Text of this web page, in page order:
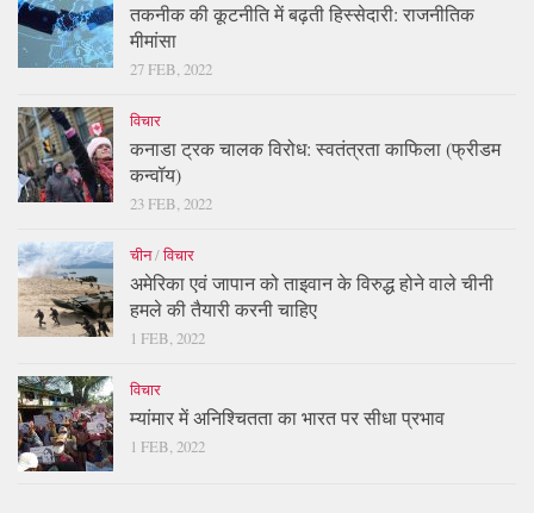
तकनीक की कूटनीति में बढ़ती हिस्सेदारी: राजनीतिक
मीमांसा
27 FEB, 2022
विचार
कनाडा ट्रक चालक विरोध: स्वतंत्रता काफिला (फ्रीडम
कन्वॉय)
23 FEB, 2022
चीन/विचार
अमेरिका एवं जापान को ताइवान के विरुद्ध होने वाले चीनी
हमले की तैयारी करनी चाहिए
1 FEB, 2022
विचार
म्यांमार में अनिश्चितता का भारत पर सीधा प्रभाव
1 FEB, 2022